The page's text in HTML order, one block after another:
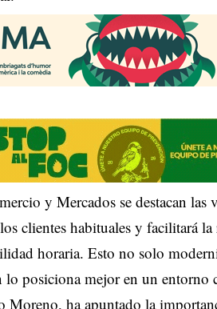
y Mercados se destacan las
clientes habituales y facilitará
horaria. Esto no solo
posiciona mejor en un entorno
Moreno, ha apuntado la